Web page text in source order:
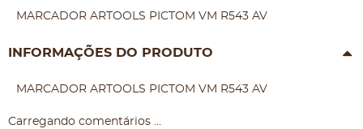
MARCADOR ARTOOLS PICTOM VM R543 AV
INFORMAÇÕES DO PRODUTO
MARCADOR ARTOOLS PICTOM VM R543 AV
Carregando comentários ...